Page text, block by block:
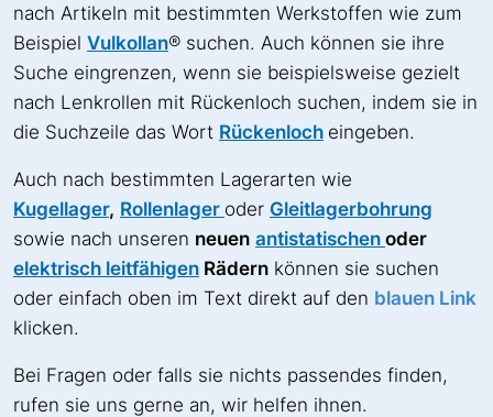
nach Artikeln mit bestimmten Werkstoffen wie zum
Beispiel Vulkollan® suchen. Auch können sie ihre
Suche eingrenzen, wenn sie beispielsweise gezielt
nach Lenkrollen mit Rückenloch suchen, indem sie in
die Suchzeile das Wort Rückenloch eingeben.
Auch nach bestimmten Lagerarten wie
Kugellager, Rollenlager oder Gleitlagerbohrung
sowie nach unseren neuen antistatischen oder
elektrisch leitfähigen Rädern können sie suchen
oder einfach oben im Text direkt auf den blauen Link
klicken.
Bei Fragen oder falls sie nichts passendes finden,
rufen sie uns gerne an, wir helfen ihnen.